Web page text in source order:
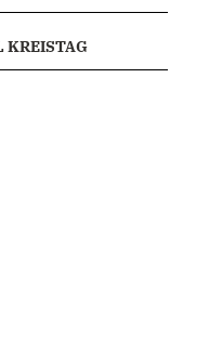
KREISTAG